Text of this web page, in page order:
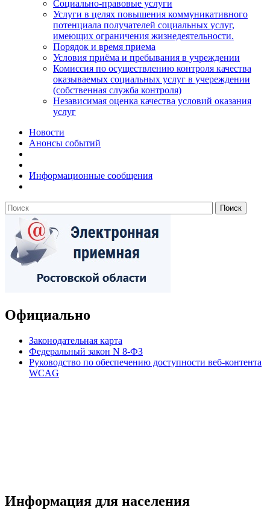
Социально-правовые услуги
Услуги в целях повышения коммуникативного
потенциала получателей социальных услуг,
имеющих ограничения жизнедеятельности.
Порядок и время приема
Условия приёма и пребывания в учреждении
Комиссия по осуществлению контроля качества
оказываемых социальных услуг в учереждении
(собственная служба контроля)
Независимая оценка качества условий оказания
услуг
Новости
Анонсы событий
Информационные сообщения
Официально
Законодательная карта
Федеральный закон N 8-ФЗ
Руководство по обеспечению доступности веб-контента
WCAG
Информация для населения